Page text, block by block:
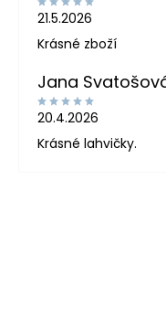
21.5.2026
Krásné zboží
Jana
20.4.2026
Krásné lahvičky.